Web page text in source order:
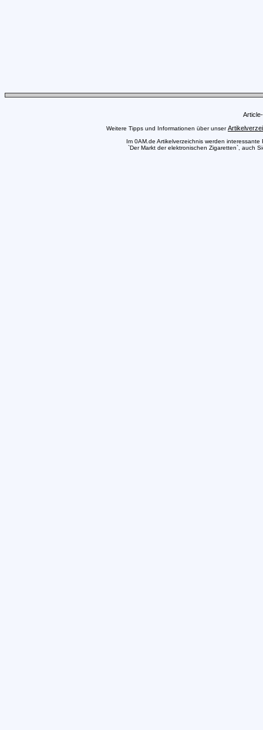
Weitere Tipps und Informationen über unser
Im 0AM.de Artikelverzeichnis werden
`Der Markt der elektronischen Zigaretten`, auch